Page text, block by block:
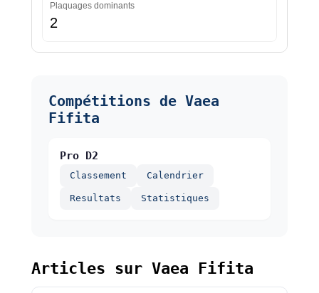
Plaquages dominants
2
Compétitions de Vaea
Fifita
Pro D2
Classement Calendrier
Resultats Statistiques
Articles sur Vaea Fifita